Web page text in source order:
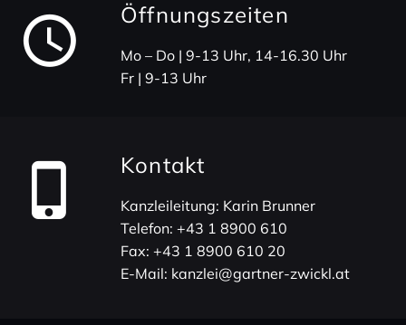
Öffnungs­zeiten
Mo – Do | 9-13 Uhr, 14-16.30 Uhr
Fr | 9-13 Uhr
Kontakt
Kanz­lei­lei­tung: Karin Brunner
Telefon: +43 1 8900 610
Fax: +43 1 8900 610 20
E-Mail: kanzlei@gartner-zwickl.at